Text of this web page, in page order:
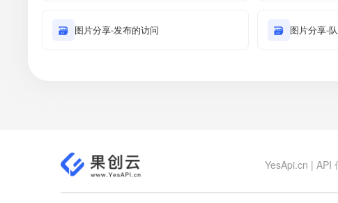
🗃 图片分享-发布的访问 🗃 图片分享-
YesApi.cn | API